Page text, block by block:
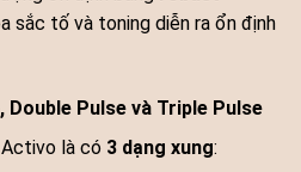
sắc tố và toning diễn ra ổn định
Double Pulse và Triple Pulse
là có 3 dạng xung: